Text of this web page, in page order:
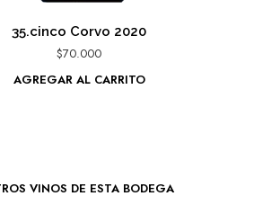
35.cinco Corvo 2020
$70.000
AGREGAR AL CARRITO
VINOS DE ESTA BODEGA